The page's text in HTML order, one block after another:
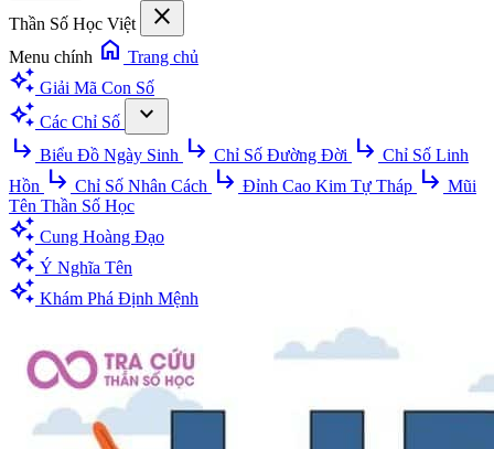
Thần Số Học Việt close
Menu chính home Trang chủ
auto_awesome Giải Mã Con Số
auto_awesome Các Chỉ Số
expand_more
subdirectory_arrow_right Biểu Đồ Ngày Sinh subdirectory_arrow_right Chỉ Số Đường Đời subdirectory_arrow_right Chỉ Số Linh
Hồn subdirectory_arrow_right Chỉ Số Nhân Cách subdirectory_arrow_right Đỉnh Cao Kim Tự Tháp subdirectory_arrow_right Mũi
Tên Thần Số Học
auto_awesome Cung Hoàng Đạo
auto_awesome Ý Nghĩa Tên
auto_awesome Khám Phá Định Mệnh